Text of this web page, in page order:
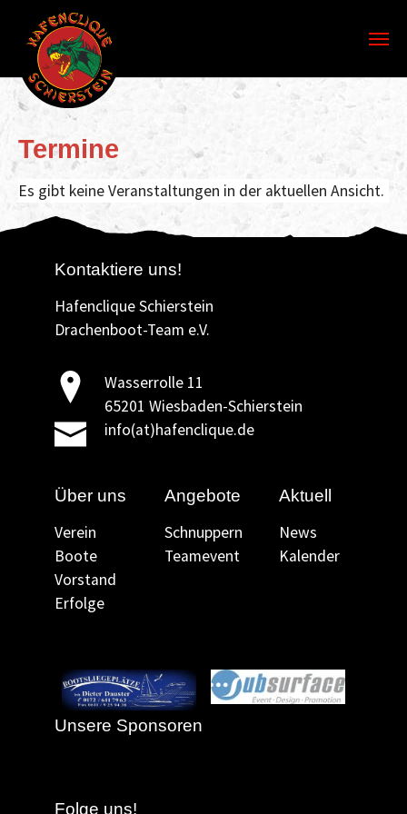
Skip to main content
Termine
Es gibt keine Veranstaltungen in der aktuellen Ansicht.
Kontaktiere uns!
Hafenclique Schierstein
Drachenboot-Team e.V.
Wasserrolle 11
65201 Wiesbaden-Schierstein
info(at)hafenclique.de
Über uns
Verein
Boote
Vorstand
Erfolge
Angebote
Schnuppern
Teamevent
Aktuell
News
Kalender
Unsere Sponsoren
Folge uns!